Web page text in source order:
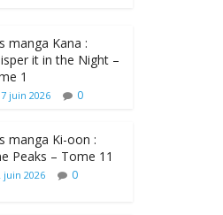
manga Kana :
it in the Night –
1
juin 2026 0
manga Ki-oon :
Peaks – Tome 11
juin 2026 0